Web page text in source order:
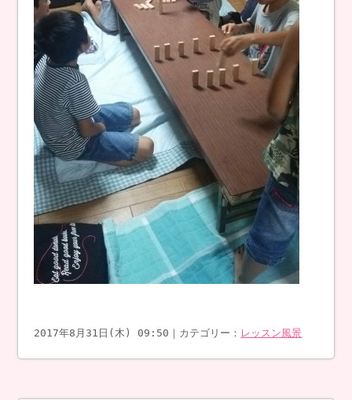
2017年8月31日(木) 09:50｜カテゴリー： レッスン風景